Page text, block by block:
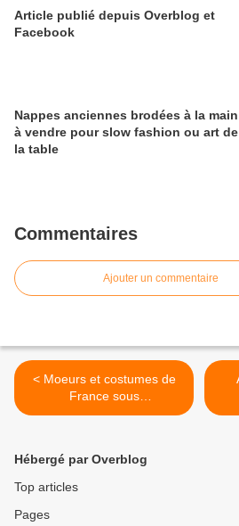
Article publié depuis Overblog et
Facebook
Nappes anciennes brodées à la main
à vendre pour slow fashion ou art de
la table
Commentaires
Ajouter un commentaire
< Moeurs et costumes de
France sous
CHARLEMAGNE
Hébergé par Overblog
Top articles
Pages